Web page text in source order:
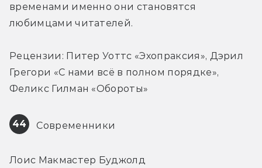
временами именно они становятся
любимцами читателей.
Рецензии: Питер Уоттс «Эхопраксия», Дэрил
Грегори «С нами всё в полном порядке»,
Феликс Гилман «Обороты»
44 Современники
Лоис Макмастер Буджолд